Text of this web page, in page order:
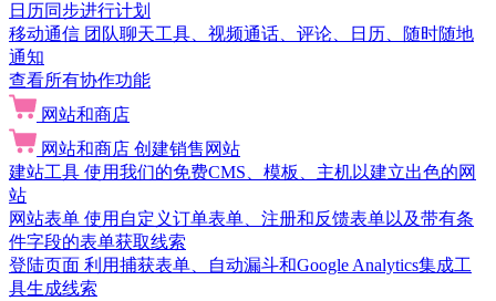
日历同步进行计划
移动通信 团队聊天工具、视频通话、评论、日历、随时随地
通知
查看所有协作功能
网站和商店
网站和商店 创建销售网站
建站工具 使用我们的免费CMS、模板、主机以建立出色的网
站
网站表单 使用自定义订单表单、注册和反馈表单以及带有条
件字段的表单获取线索
登陆页面 利用捕获表单、自动漏斗和Google Analytics集成工
具生成线索